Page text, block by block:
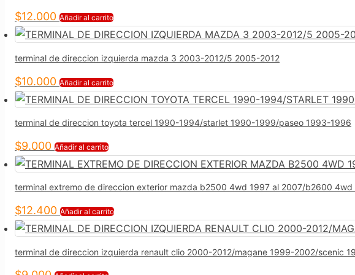
$12.000 Añadir al carrito
terminal de direccion izquierda mazda 3 2003-2012/5 2005-2012
$10.000 Añadir al carrito
terminal de direccion toyota tercel 1990-1994/starlet 1990-1999/paseo 1993-1996
$9.000 Añadir al carrito
terminal extremo de direccion exterior mazda b2500 4wd 1997 al 2007/b2600
$12.400 Añadir al carrito
terminal de direccion izquierda renault clio 2000-2012/magane 1999-2002/scenic